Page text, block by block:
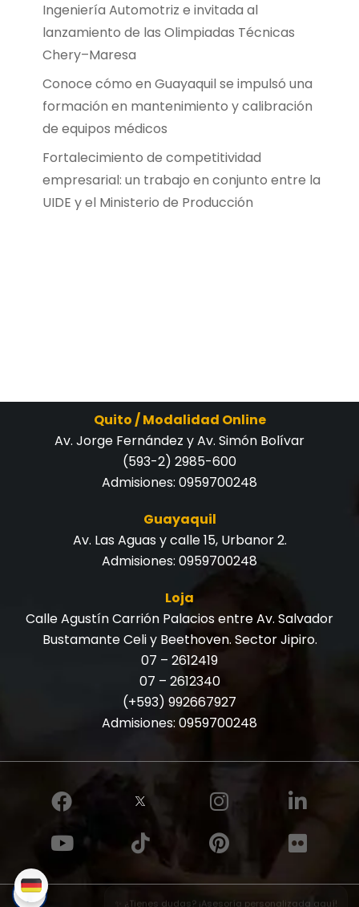
Ingeniería Automotriz e invitada al
lanzamiento de las Olimpiadas Técnicas
Chery–Maresa
Conoce cómo en Guayaquil se impulsó una
formación en mantenimiento y calibración
de equipos médicos
Fortalecimiento de competitividad
empresarial: un trabajo en conjunto entre la
UIDE y el Ministerio de Producción
Quito / Modalidad Online
Av. Jorge Fernández y Av. Simón Bolívar
(593-2) 2985-600
Admisiones: 0959700248
Guayaquil
Av. Las Aguas y calle 15, Urbanor 2.
Admisiones: 0959700248
Loja
Calle Agustín Carrión Palacios entre Av. Salvador
Bustamante Celi y Beethoven. Sector Jipiro.
07 – 2612419
07 – 2612340
(+593) 992667927
Admisiones: 0959700248
✨ ¿Tienes dudas? ¡Asesoría personalizada aquí!